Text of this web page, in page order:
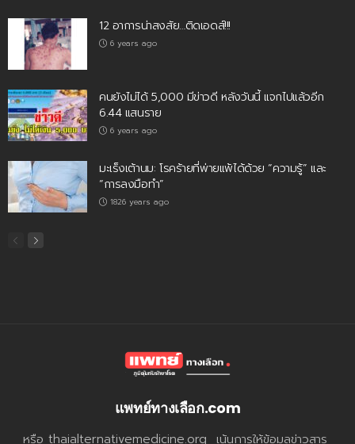
12 อาการน่าสงสัย…ติดเอดส์!!!
6 years ago
คนยังไม่ได้ 5,000 มีข่าวดี หลังวันนี้ แจกไปแล้วอีก
6.44 แสนราย
6 years ago
มะเร็งเต้านม: โรคร้ายที่พ่ายแพ้ได้ด้วย “ความรู้” และ
“การลงมือทำ”
1826 years ago
แพทย์ทางเลือก.com
หรือ thaialternativemedicine.org เน้นการให้ข้อมูลข่าวสาร